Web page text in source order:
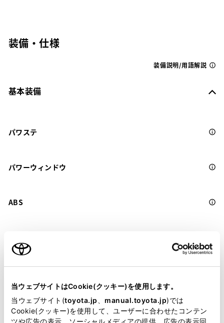
当ウェブサイトはCookie(クッキー)を使用します。
当ウェブサイト(toyota.jp manual.toyota.jp)では
Cookie(クッキー)を使用して、ユーザーに合わせたコンテン
ツや広告の表示、ソーシャルメディアの提供、広告の表示回
装備・仕様
装備説明/用語解説
基本装備
パワステ
パワーウィンドウ
ABS
：ｽﾏｰﾄｷ-